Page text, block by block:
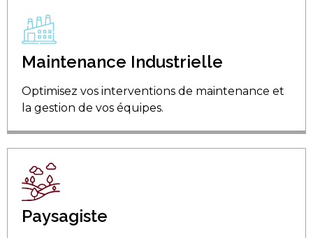
Maintenance Industrielle
Optimisez vos interventions de maintenance et
la gestion de vos équipes.
Paysagiste